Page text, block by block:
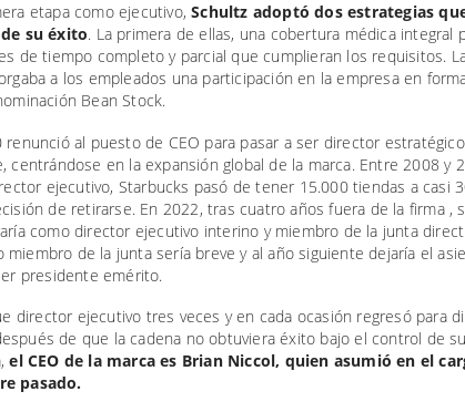
etapa como ejecutivo,Schultz adoptó dos estrategias
su éxito. La primera de ellas, una cobertura médica integral
de tiempo completo y parcial que cumplieran los requisitos.
a los empleados una participación en la empresa en
Bean Stock.
renunció al puesto de CEO para pasar a ser director
centrándose en la expansión global de la marca. Entre 2008 y
ejecutivo, Starbucks pasó de tener 15.000 tiendas a casi
de retirarse. En 2022, tras cuatro años fuera de la firma ,
como director ejecutivo interino y miembro de la junta
miembro de la junta sería breve y al año siguiente dejaría el
presidente emérito.
director ejecutivo tres veces y en cada ocasión regresó para
de que la cadena no obtuviera éxito bajo el control de
el CEO de la marca es Brian Niccol, quien asumió en el
pasado.